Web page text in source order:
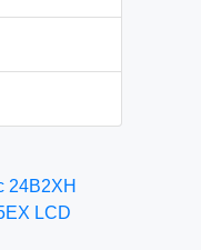
24B2XH
LCD